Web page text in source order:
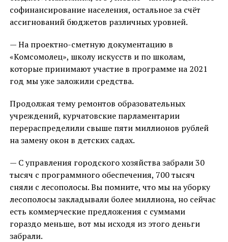
софинансирование населения, остальное за счёт
ассигнований бюджетов различных уровней.
— На проектно-сметную документацию в
«Комсомолец», школу искусств и по школам,
которые принимают участие в программе на 2021
год мы уже заложили средства.
Продолжая тему ремонтов образовательных
учреждений, курчатовские парламентарии
перераспределили свыше пяти миллионов рублей
на замену окон в детских садах.
— С управления городского хозяйства забрали 30
тысяч с программного обеспечения, 700 тысяч
сняли с лесополосы. Вы помните, что мы на уборку
лесополосы закладывали более миллиона, но сейчас
есть коммерческие предложения с суммами
гораздо меньше, вот мы исходя из этого деньги
забрали.